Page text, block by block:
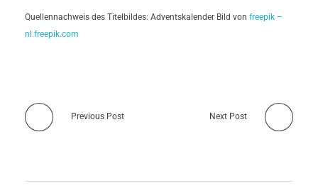
Quellennachweis des Titelbildes: Adventskalender Bild von freepik –
nl.freepik.com
Previous Post Next Post